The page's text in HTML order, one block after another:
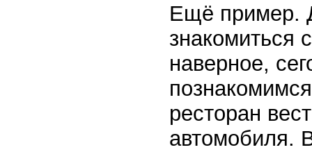
Ещё пример.
знакомиться
наверное,
ресторан
автомобиля.